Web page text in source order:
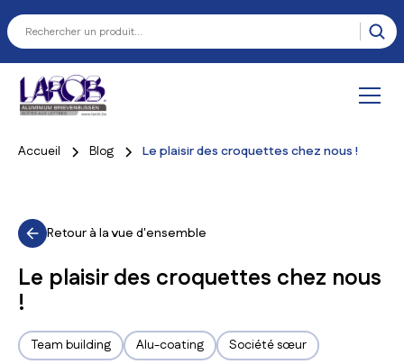
Accueil Blog Le plaisir des croquettes chez nous !
Retour à la vue d'ensemble
Le plaisir des croquettes chez nous
!
Team building Alu-coating Société sœur